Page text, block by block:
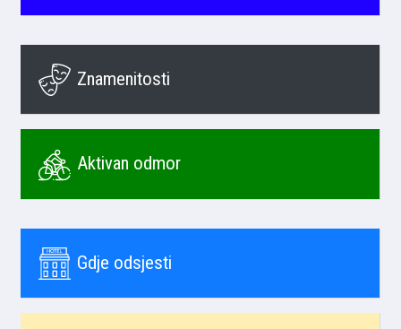
Znamenitosti
Aktivan odmor
Gdje odsjesti